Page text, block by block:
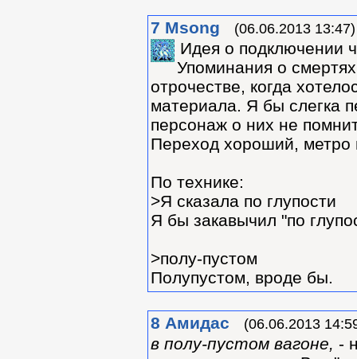
7 Msong (06.06.2013 13:47)
Идея о подключении
Упоминания о
отрочестве, когда
материала. Я бы слегка
персонаж о них не
Переход хороший,
По технике:
>Я сказала по глупости
Я бы закавычил "по
>полу-пустом
Полупустом, вроде бы.
8 Амидас (06.06.2013
в полу-пустом вагоне, -